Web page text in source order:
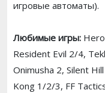
игровые автоматы).
Любимые игры:
Resident Evil 2/4,
Onimusha 2, Silent
Kong 1/2/3, FF